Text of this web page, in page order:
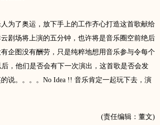
了奥运，放下手上的工作齐心打造这首歌献给
剧场将上演的五分钟，也许将是音乐圈空前绝后
企图没有酬劳，只是纯粹地想用音乐参与令每个
，他们是否会有下一次演出，这首歌是否会发
说。。。。No Idea !! 音乐肯定一起玩下去，演
(责任编辑：董文)